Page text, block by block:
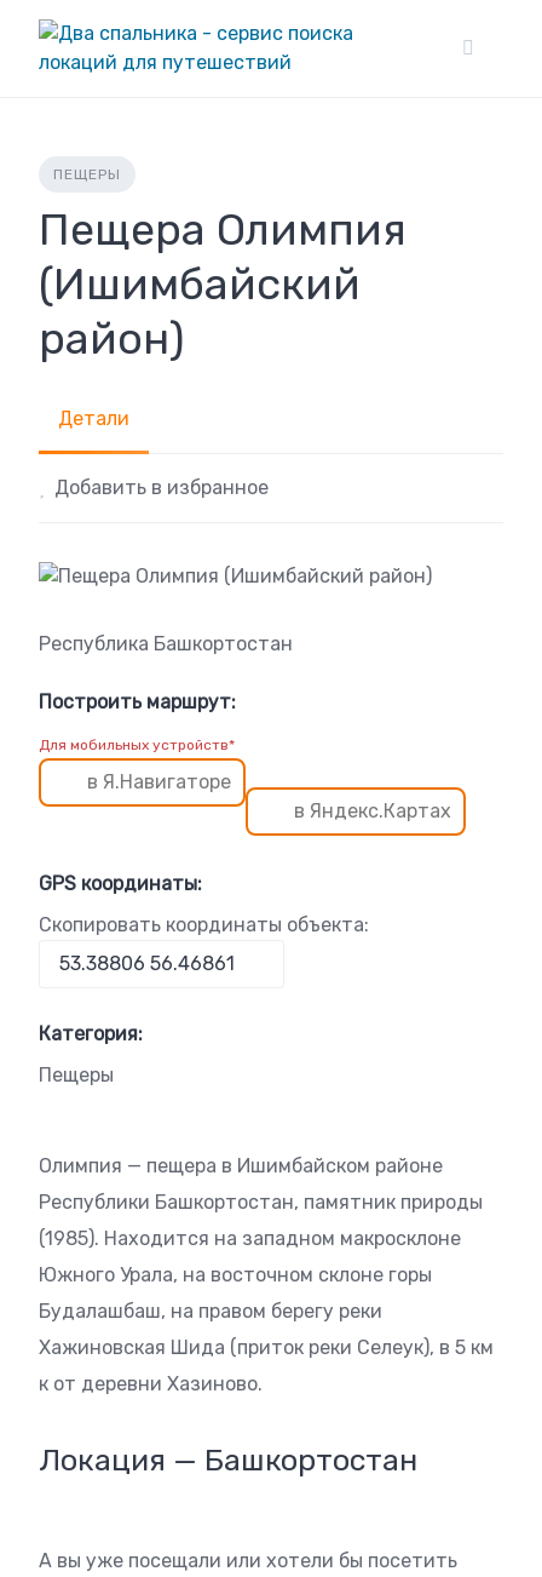
content
ПЕЩЕРЫ
Пещера Олимпия
(Ишимбайский
район)
Детали
Добавить в избранное
Республика Башкортостан
Построить маршрут:
Для мобильных устройств*
в Я.Навигаторе
в Яндекс.Картах
GPS координаты:
Скопировать координаты объекта:
Категория:
Пещеры
Олимпия — пещера в Ишимбайском районе
Республики Башкортостан, памятник природы
(1985). Находится на западном макросклоне
Южного Урала, на восточном склоне горы
Будалашбаш, на правом берегу реки
Хажиновская Шида (приток реки Селеук), в 5 км
к от деревни Хазиново.
Локация — Башкортостан
А вы уже посещали или хотели бы посетить